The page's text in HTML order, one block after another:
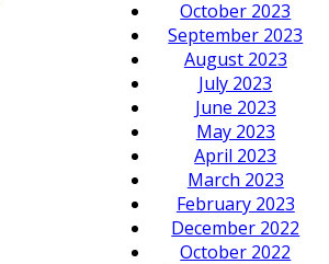
October 2023
September 2023
August 2023
July 2023
June 2023
May 2023
April 2023
March 2023
February 2023
December 2022
October 2022